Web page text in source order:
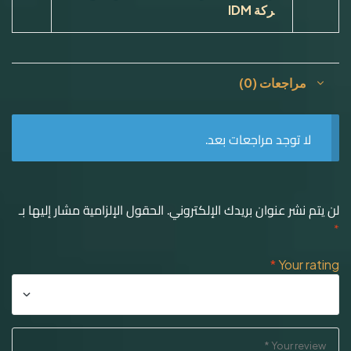
ركة IDM
مراجعات (0)
لا توجد مراجعات بعد.
لن يتم نشر عنوان بريدك الإلكتروني. الحقول الإلزامية مشار إليها بـ
*
Your rating
*